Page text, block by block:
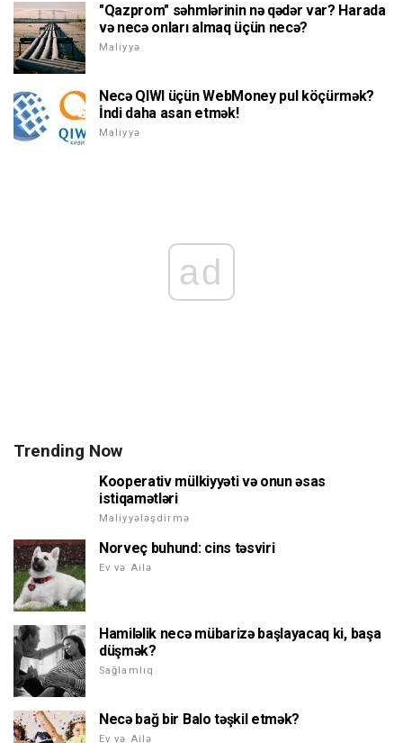
"Qazprom" səhmlərinin nə qədər var? Harada
və necə onları almaq üçün necə?
Maliyyə
Necə QIWI üçün WebMoney pul köçürmək?
İndi daha asan etmək!
Maliyyə
ad
Trending Now
Kooperativ mülkiyyəti və onun əsas
istiqamətləri
Maliyyələşdirmə
Norveç buhund: cins təsviri
Ev və Ailə
Hamiləlik necə mübarizə başlayacaq ki, başa
düşmək?
Sağlamlıq
Necə bağ bir Balo təşkil etmək?
Ev və Ailə